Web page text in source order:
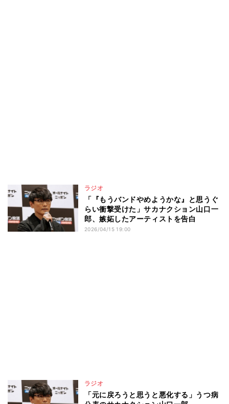
ラジオ
「『もうバンドやめようかな』と思うぐ
らい衝撃受けた」サカナクション山口一
郎、嫉妬したアーティストを告白
2026/04/15 19:00
ラジオ
「元に戻ろうと思うと悪化する」うつ病